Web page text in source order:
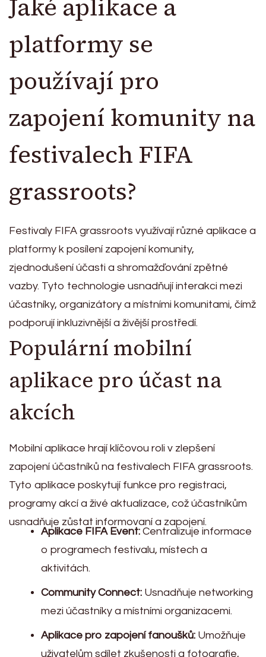
Jaké aplikace a
platformy se
používají pro
zapojení komunity na
festivalech FIFA
grassroots?
Festivaly FIFA grassroots využívají různé aplikace a
platformy k posílení zapojení komunity,
zjednodušení účasti a shromažďování zpětné
vazby. Tyto technologie usnadňují interakci mezi
účastníky, organizátory a místními komunitami, čímž
podporují inkluzivnější a živější prostředí.
Populární mobilní
aplikace pro účast na
akcích
Mobilní aplikace hrají klíčovou roli v zlepšení
zapojení účastníků na festivalech FIFA grassroots.
Tyto aplikace poskytují funkce pro registraci,
programy akcí a živé aktualizace, což účastníkům
usnadňuje zůstat informovaní a zapojení.
Aplikace FIFA Event: Centralizuje informace
o programech festivalu, místech a
aktivitách.
Community Connect: Usnadňuje networking
mezi účastníky a místními organizacemi.
Aplikace pro zapojení fanoušků: Umožňuje
uživatelům sdílet zkušenosti a fotografie,